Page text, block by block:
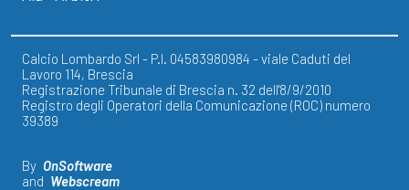
Calcio Lombardo Srl - P.I. 04583980984 - viale Caduti del
Lavoro 114, Brescia
Registrazione Tribunale di Brescia n. 32 dell'8/9/2010
Registro degli Operatori della Comunicazione (ROC) numero
39389
By OnSoftware
and Webscream